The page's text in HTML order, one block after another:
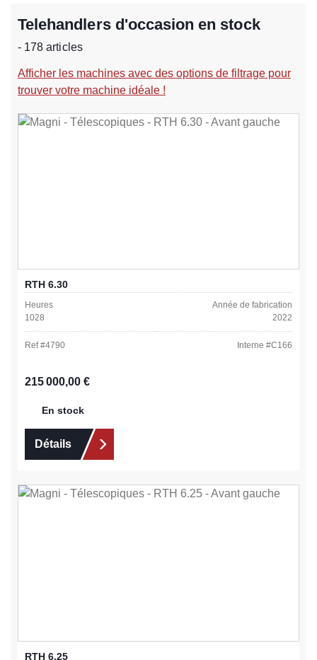
Telehandlers d'occasion en stock
- 178 articles
Afficher les machines avec des options de filtrage pour
trouver votre machine idéale !
RTH 6.30
Heures
1028
Année de fabrication
2022
Ref #4790 Interne #C166
Prix régulier :
215 000,00 €
En stock
Détails
RTH 6.25